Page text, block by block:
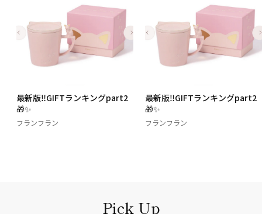
最新版‼️GIFTランキングpart2
🎁✨
フランフラン
最新版‼️GIFTランキングpart2
🎁✨
フランフラン